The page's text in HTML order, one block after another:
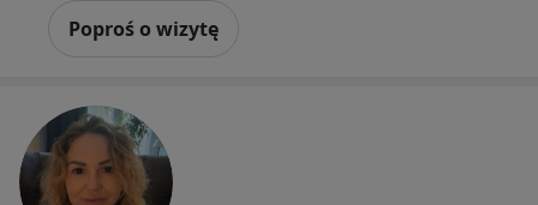
Poproś o wizytę